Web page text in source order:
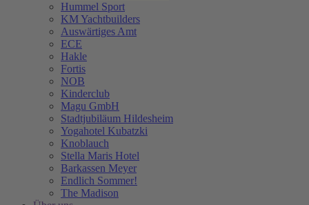
Hummel Sport
KM Yachtbuilders
Auswärtiges Amt
ECE
Hakle
Fortis
NOB
Kinderclub
Magu GmbH
Stadtjubiläum Hildesheim
Yogahotel Kubatzki
Knoblauch
Stella Maris Hotel
Barkassen Meyer
Endlich Sommer!
The Madison